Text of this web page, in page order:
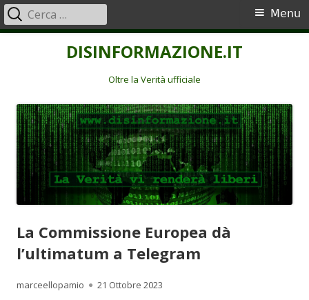
DISINFORMAZIONE.IT
Oltre la Verità ufficiale
Menu
principale
Menu
Ricerca
per:
La Commissione Europea dà
l’ultimatum a Telegram
Autore
marceellopamio Pubblicato
21 Ottobre 2023